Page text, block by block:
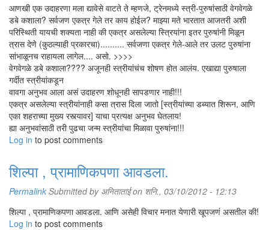
आणखी एक उदाहरणा मला द्यावेसे वाटते ते म्हणजे, ट्रेनमध्ये स्त्री-पुरुषांसाठी वेगवेगळे
डबे कशाला? सर्वजण एकत्र गेले तर काय होईल? माझ्या मते भारतात आजतरी अशी
परिस्थिती यायची शक्यता नाही की एकत्र असलेल्या स्त्रियांना इतर पुरुषांनी मिळून
त्रास देणे (कुठल्याही प्रकारचा).......... सर्वजणा एकत्र गेले-आले तर उलट पुरुषांना
सांभाळूनच राहायला लागेल.... असो. >>>>
वेगवेगळे डबे कशाला???? अजूनही स्त्रीयांचंच शोषण होत आलंय. एखाद्या पुरुषाला
गर्दीत स्त्रीयांकडून
वावगा अनुभव आला असं उदाहरण शोधूनही सापडणार नाही!!!
एकत्र असलेल्या स्त्रीयांनाही कसा त्रास दिला जातो [स्त्रीयांच्या डब्यात शिरून, आणि
एका शहराच्या मुख्य रस्त्यावर] याचा प्रत्यक्ष अनुभव घेतलाय!
ह्या अनुभवांसाठी तरी पुढचा जन्म स्त्रीयांचा मिळावा पुरुषांना!!!
Log in to post comments
शिल्पा , प्रामाणिकपणा आवडला.
Permalink Submitted by अनिताताईon शनि., 03/10/2012 - 12:13
शिल्पा , प्रामाणिकपणा आवडला. आणि असेही विचार मनात येणारी खूपजणं असतील की!
Log in to post comments